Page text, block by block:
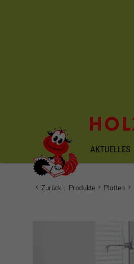
AKTUELLES
Zurück | Produkte Platten